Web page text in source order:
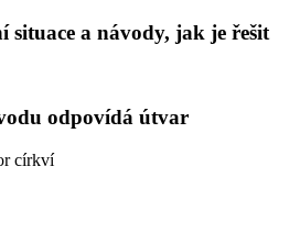
situace a návody, jak je řešit
odpovídá útvar
církví